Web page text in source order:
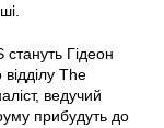
стануть Гідеон
The
ведучий
прибудуть до